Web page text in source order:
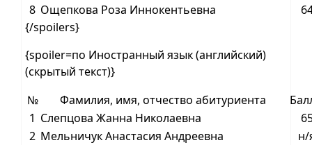
8 Ощепкова Роза Иннокентьевна
{/spoilers}
{spoiler=по Иностранный язык (английский)
(скрытый текст)}
№
Фамилия, имя, отчество абитуриента
1 Слепцова Жанна Николаевна
2 Мельничук Анастасия Андреевна
н/